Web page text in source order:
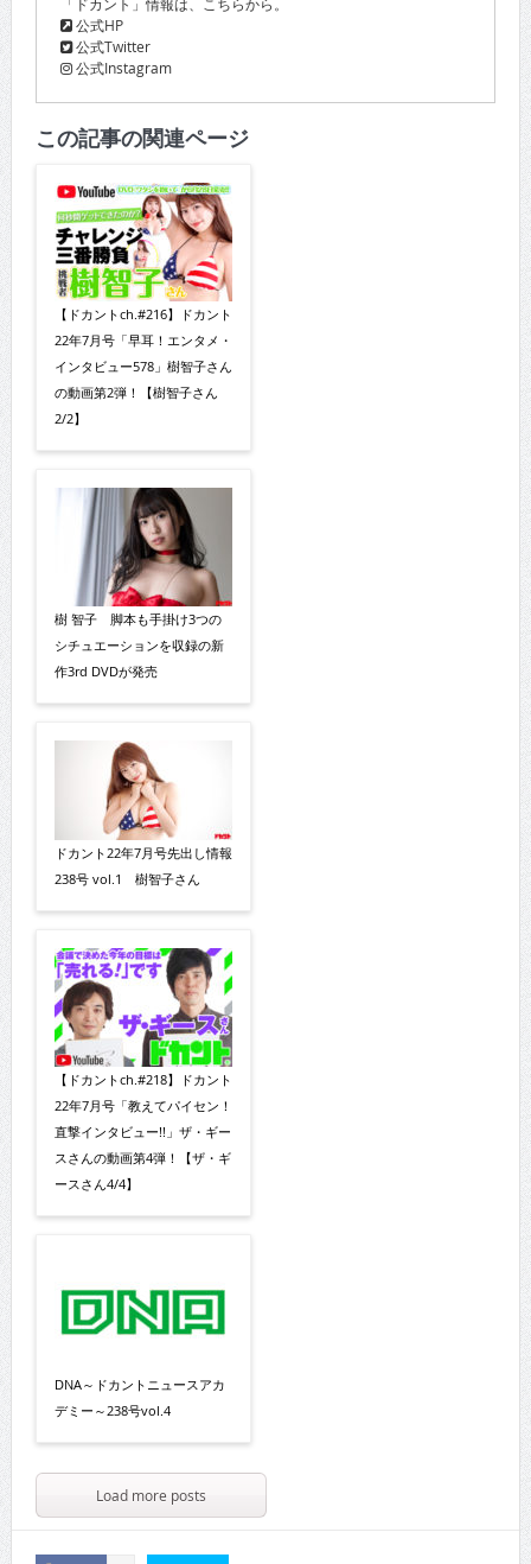
公式HP
公式Twitter
公式Instagram
この記事の関連ページ
【ドカントch.#216】ドカント
22年7月号「早耳！エンタメ・
インタビュー578」樹智子さん
の動画第2弾！【樹智子さん
2/2】
樹 智子 脚本も手掛け3つの
シチュエーションを収録の新
作3rd DVDが発売
ドカント22年7月号先出し情報
238号 vol.1 樹智子さん
【ドカントch.#218】ドカント
22年7月号「教えてパイセン！
直撃インタビュー!!」ザ・ギー
スさんの動画第4弾！【ザ・ギ
ースさん4/4】
DNA～ドカントニュースアカ
デミー～238号vol.4
Load more posts